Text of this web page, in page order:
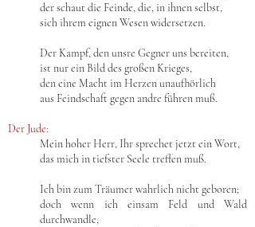
der schaut die Feinde, die, in ihnen selbst,
sich ihrem eignen Wesen widersetzen.
Der Kampf, den unsre Gegner uns bereiten,
ist nur ein Bild des großen Krieges,
den eine Macht im Herzen unaufhörlich
aus Feindschaft gegen andre führen muß.
Der Jude:
Mein hoher Herr, Ihr sprechet jetzt ein Wort,
das mich in tiefster Seele treffen muß.
Ich bin zum Träumer wahrlich nicht geboren;
doch wenn ich einsam Feld und Wald
durchwandle,